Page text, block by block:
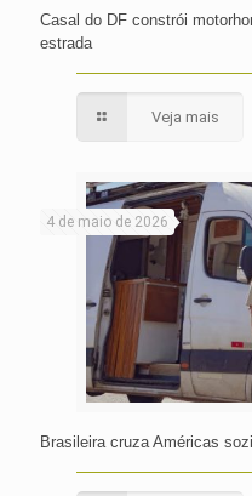
Casal do DF constrói
estrada
Veja mais
4 de maio de 2026
Brasileira cruza Américas